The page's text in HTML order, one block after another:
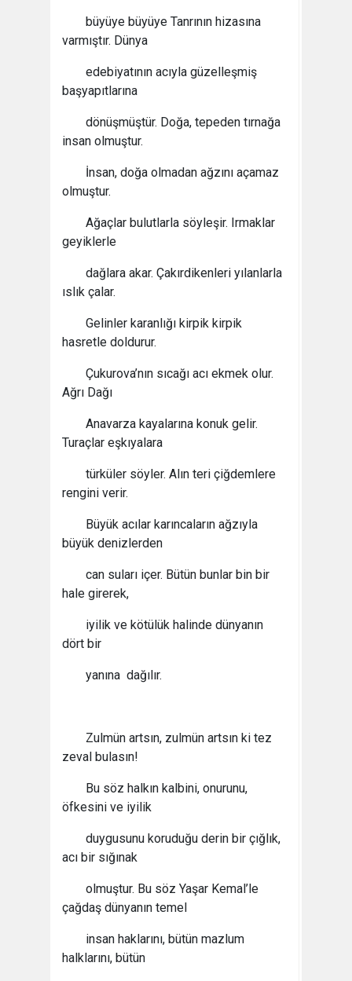
büyüye büyüye Tanrının hizasına
varmıştır. Dünya
edebiyatının acıyla güzelleşmiş
başyapıtlarına
dönüşmüştür. Doğa, tepeden tırnağa
insan olmuştur.
İnsan, doğa olmadan ağzını açamaz
olmuştur.
Ağaçlar bulutlarla söyleşir. Irmaklar
geyiklerle
dağlara akar. Çakırdikenleri yılanlarla
ıslık çalar.
Gelinler karanlığı kirpik kirpik
hasretle doldurur.
Çukurova’nın sıcağı acı ekmek olur.
Ağrı Dağı
Anavarza kayalarına konuk gelir.
Turaçlar eşkıyalara
türküler söyler. Alın teri çiğdemlere
rengini verir.
Büyük acılar karıncaların ağzıyla
büyük denizlerden
can suları içer. Bütün bunlar bin bir
hale girerek,
iyilik ve kötülük halinde dünyanın
dört bir
yanına dağılır.
Zulmün artsın, zulmün artsın ki tez
zeval bulasın!
Bu söz halkın kalbini, onurunu,
öfkesini ve iyilik
duygusunu koruduğu derin bir çığlık,
acı bir sığınak
olmuştur. Bu söz Yaşar Kemal’le
çağdaş dünyanın temel
insan haklarını, bütün mazlum
halklarını, bütün